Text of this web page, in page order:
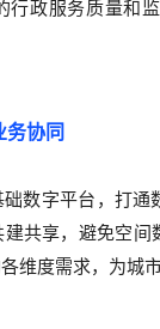
行政服务质量和
务协同
础数字平台，打通
共享，避免空
维度需求，为城